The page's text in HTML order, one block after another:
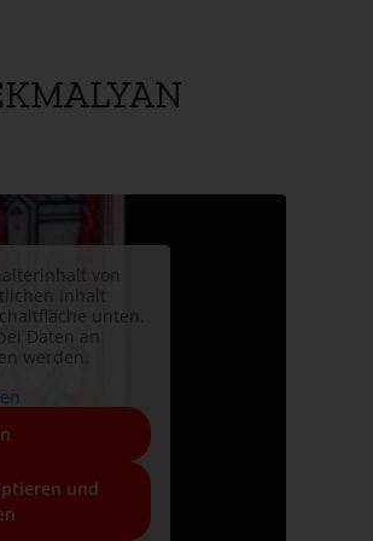
von
Inhalt
unten.
Daten an
werden.
und